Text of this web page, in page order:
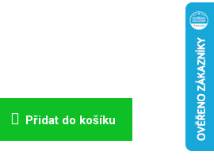
Přidat do košíku